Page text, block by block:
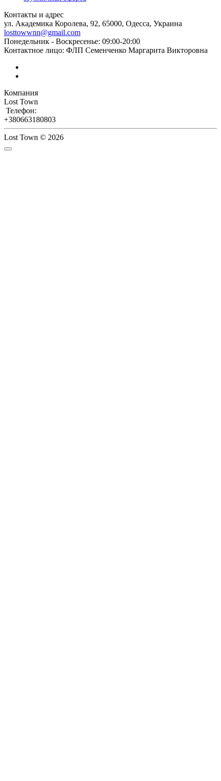
Контакты и адрес
ул. Академика Королева, 92, 65000, Одесса, Украина
losttowwnn@gmail.com
Понедельник - Воскресенье: 09:00-20:00
Контактное лицо: ФЛП Семенченко Маргарита Викторовна
Компания
Lost Town
Телефон:
+380663180803
Lost Town © 2026